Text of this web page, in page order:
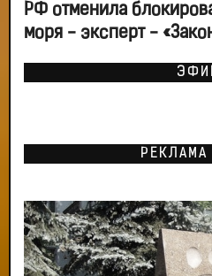
РФ отменила
моря - эксперт -
РЕКЛАМА